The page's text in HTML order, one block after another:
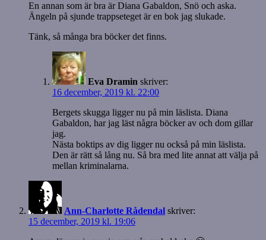
En annan som är bra är Diana Gabaldon, Snö och aska.
Ängeln på sjunde trappseteget är en bok jag slukade.
Tänk, så många bra böcker det finns.
Eva Dramin skriver:
16 december, 2019 kl. 22:00
Bergets skugga ligger nu på min läslista. Diana
Gabaldon, har jag läst några böcker av och dom gillar
jag.
Nästa boktips av dig ligger nu också på min läslista.
Den är rätt så lång nu. Så bra med lite annat att välja på
mellan kriminalarna.
Ann-Charlotte Rådendal skriver:
15 december, 2019 kl. 19:06